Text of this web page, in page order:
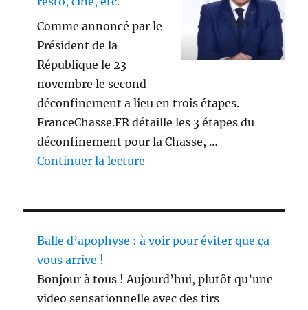
Comme annoncé par le
Président de la
République le 23
novembre le second
déconfinement a lieu en trois étapes.
FranceChasse.FR détaille les 3 étapes du
déconfinement pour la Chasse, …
Continuer la lecture
Balle d’apophyse : à voir pour éviter que ça
vous arrive !
Bonjour à tous ! Aujourd’hui, plutôt qu’une
video sensationnelle avec des tirs